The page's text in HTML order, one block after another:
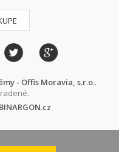
- Offis Moravia, s.r.o..
BINARGON.cz